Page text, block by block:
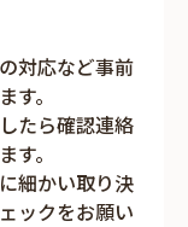
対応など事前
。
たら確認連絡
。
細かい取り決
ックをお願い